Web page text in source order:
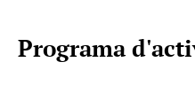
Programa